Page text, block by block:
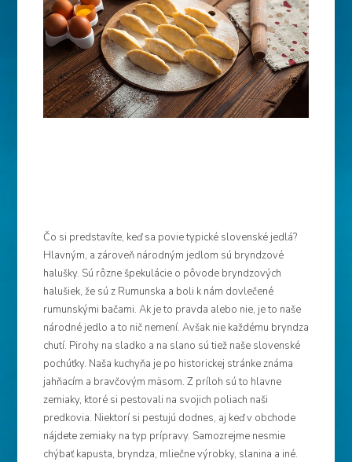
Čo si predstavíte, keď sa povie typické slovenské jedlá?
Hlavným, a zároveň národným jedlom sú bryndzové
halušky. Sú rôzne špekulácie o pôvode bryndzových
halušiek, že sú z Rumunska a boli k nám dovlečené
rumunskými bačami. Ak je to pravda alebo nie, je to naše
národné jedlo a to nič nemení. Avšak nie každému bryndza
chutí. Pirohy na sladko a na slano sú tiež naše slovenské
pochúťky. Naša kuchyňa je po historickej stránke známa
jahňacím a bravčovým mäsom. Z príloh sú to hlavne
zemiaky, ktoré si pestovali na svojich poliach naši
predkovia. Niektorí si pestujú dodnes, aj keď v obchode
nájdete zemiaky na typ prípravy. Samozrejme nesmie
chýbať kapusta, bryndza, mliečne výrobky, slanina a iné.